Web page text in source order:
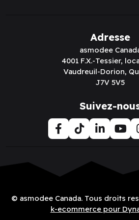
Adresse
asmodee
4001 F.X.-Tessier,
Vaudreuil-Dorion,
J7V 5V5
Suivez-
© asmodee Canada. Tous droits
k-ecommerce pour